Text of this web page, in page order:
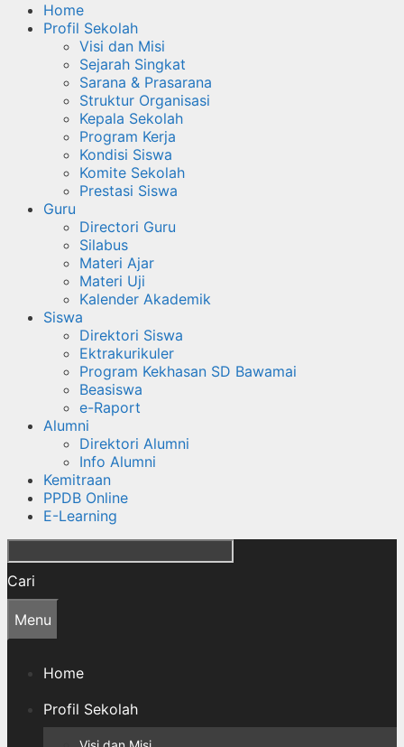
Home
Profil Sekolah
Visi dan Misi
Sejarah Singkat
Sarana & Prasarana
Struktur Organisasi
Kepala Sekolah
Program Kerja
Kondisi Siswa
Komite Sekolah
Prestasi Siswa
Guru
Directori Guru
Silabus
Materi Ajar
Materi Uji
Kalender Akademik
Siswa
Direktori Siswa
Ektrakurikuler
Program Kekhasan SD Bawamai
Beasiswa
e-Raport
Alumni
Direktori Alumni
Info Alumni
Kemitraan
PPDB Online
E-Learning
Cari
Menu
Home
Profil Sekolah